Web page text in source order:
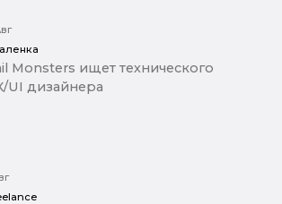
Monsters ищет технического
UI дизайнера